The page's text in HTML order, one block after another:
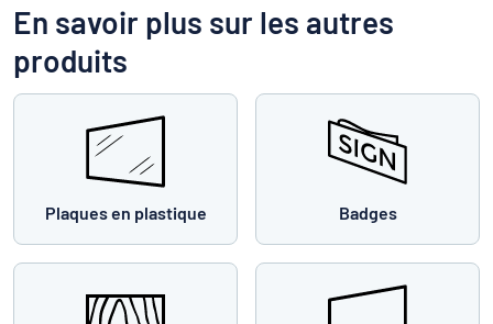
En savoir plus sur les autres
produits
Plaques en plastique Badges